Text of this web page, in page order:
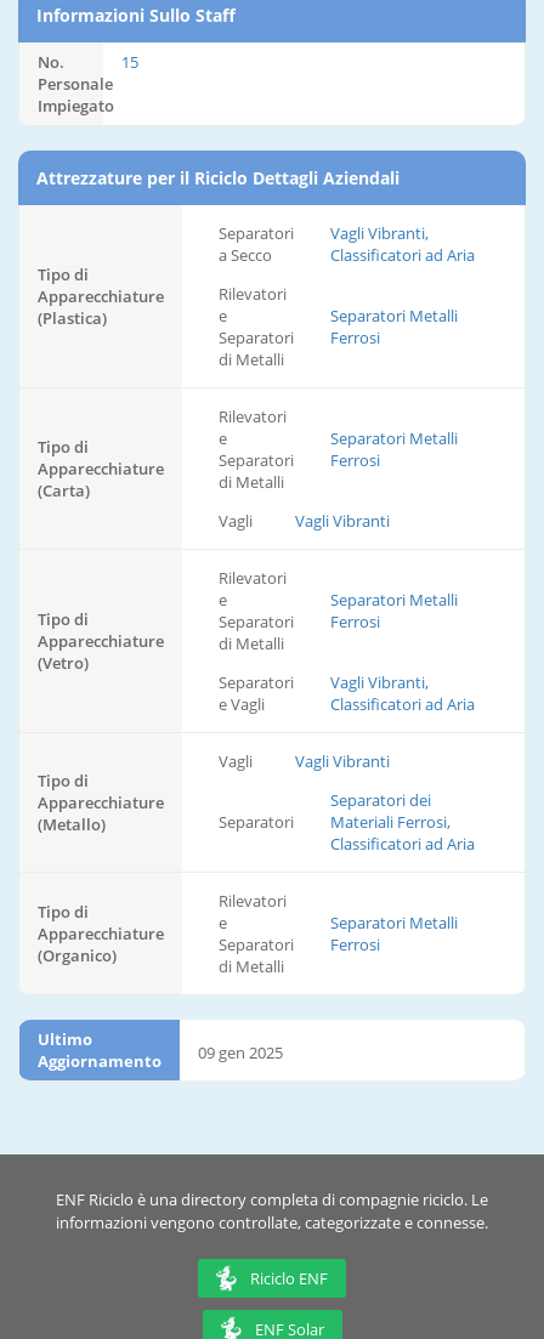
Informazioni Sullo Staff
No.
Personale
Impiegato
15
Attrezzature per il Riciclo Dettagli Aziendali
Tipo di
Apparecchiature
(Plastica)
Separatori
a Secco
Vagli Vibranti,
Classificatori ad Aria
Rilevatori
e
Separatori
di Metalli
Separatori Metalli
Ferrosi
Tipo di
Apparecchiature
(Carta)
Rilevatori
e
Separatori
di Metalli
Separatori Metalli
Ferrosi
Vagli Vagli Vibranti
Tipo di
Apparecchiature
(Vetro)
Rilevatori
e
Separatori
di Metalli
Separatori Metalli
Ferrosi
Separatori
e Vagli
Vagli Vibranti,
Classificatori ad Aria
Tipo di
Apparecchiature
(Metallo)
Vagli Vagli Vibranti
Separatori
Separatori dei
Materiali Ferrosi,
Classificatori ad Aria
Tipo di
Apparecchiature
(Organico)
Rilevatori
e
Separatori
di Metalli
Separatori Metalli
Ferrosi
Ultimo
Aggiornamento
09 gen 2025
ENF Riciclo è una directory completa di compagnie riciclo. Le
informazioni vengono controllate, categorizzate e connesse.
Riciclo ENF
ENF Solar